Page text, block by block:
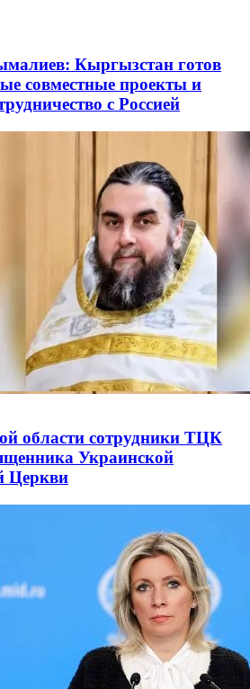
Кыргызстан готов
совместные проекты и
с Россией
области сотрудники ТЦК
Украинской
Церкви